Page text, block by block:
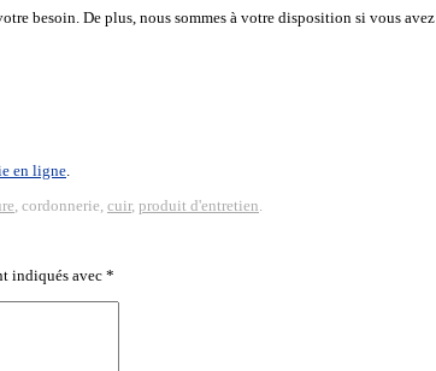
besoin. De plus, nous sommes à votre disposition si vous avez
en ligne.
, cordonnerie, cuir, produit d'entretien.
indiqués avec*